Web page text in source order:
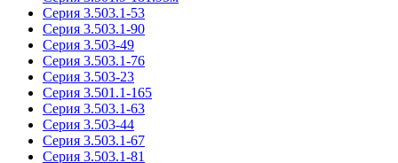
Серия 3.503.1-53
Серия 3.503.1-90
Серия 3.503-49
Серия 3.503.1-76
Серия 3.503-23
Серия 3.501.1-165
Серия 3.503.1-63
Серия 3.503-44
Серия 3.503.1-67
Серия 3.503.1-81